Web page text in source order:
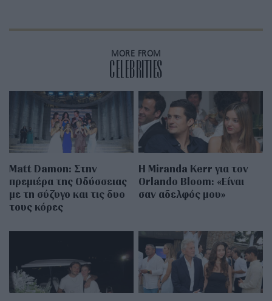
MORE FROM
CELEBRITIES
Matt Damon: Στην
πρεμιέρα της Οδύσσειας
με τη σύζυγο και τις δυο
τους κόρες
Η Miranda Kerr για τον
Orlando Bloom: «Είναι
σαν αδελφός μου»